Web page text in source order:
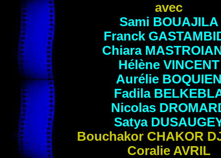
avec
Sami BOUAJILA
Franck
Chiara
Hélène VINCENT
Aurélie
Fadila
Nicolas
Satya
Bouchakor CHAKOR
Coralie AVRIL